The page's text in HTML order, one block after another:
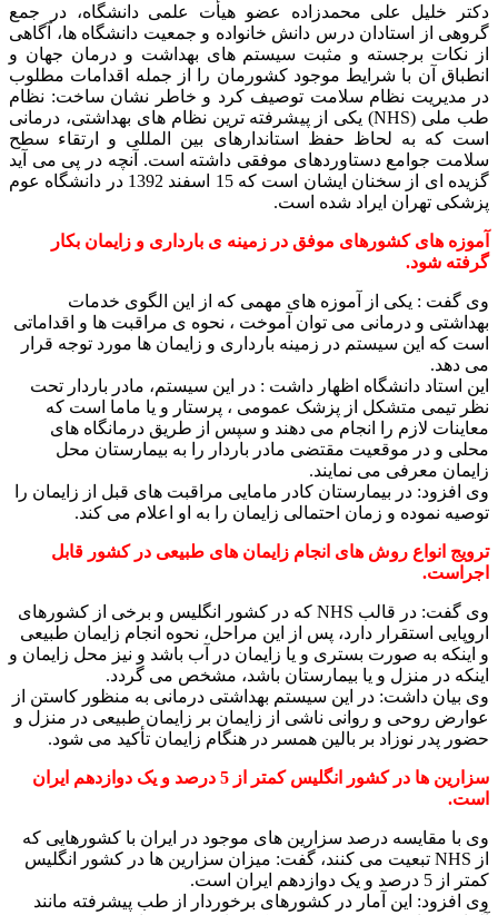
دکتر خلیل علی محمدزاده عضو هیأت علمی دانشگاه، در جمع
گروهی از استادان درس دانش خانواده و جمعیت دانشگاه ها، آگاهی
از نکات برجسته و مثبت سیستم های بهداشت و درمان جهان و
انطباق آن با شرایط موجود کشورمان را از جمله اقدامات مطلوب
در مدیریت نظام سلامت توصیف کرد و خاطر نشان ساخت: نظام
طب ملی (NHS) یکی از پیشرفته ترین نظام های بهداشتی، درمانی
است که به لحاظ حفظ استاندارهای بین المللی و ارتقاء سطح
سلامت جوامع دستاوردهای موفقی داشته است. آنچه در پی می آید
گزیده ای از سخنان ایشان است که 15 اسفند 1392 در دانشگاه عوم
پزشکی تهران ایراد شده است.
آموزه های کشورهای موفق در زمینه ی بارداری و زایمان بکار
گرفته شود.
وی گفت : یکی از آموزه های مهمی که از این الگوی خدمات
بهداشتی و درمانی می توان آموخت ، نحوه ی مراقبت ها و اقداماتی
است که این سیستم در زمینه بارداری و زایمان ها مورد توجه قرار
می دهد.
این استاد دانشگاه اظهار داشت : در این سیستم، مادر باردار تحت
نظر تیمی متشکل از پزشک عمومی ، پرستار و یا ماما است که
معاینات لازم را انجام می دهند و سپس از طریق درمانگاه های
محلی و در موقعیت مقتضی مادر باردار را به بیمارستان محل
زایمان معرفی می نمایند.
وی افزود: در بیمارستان کادر مامایی مراقبت های قبل از زایمان را
توصیه نموده و زمان احتمالی زایمان را به او اعلام می کند.
ترویج انواع روش های انجام زایمان های طبیعی در کشور قابل
اجراست.
وی گفت: در قالب NHS که در کشور انگلیس و برخی از کشورهای
اروپایی استقرار دارد، پس از این مراحل، نحوه انجام زایمان طبیعی
و اینکه به صورت بستری و یا زایمان در آب باشد و نیز محل زایمان و
اینکه در منزل و یا بیمارستان باشد، مشخص می گردد.
وی بیان داشت: در این سیستم بهداشتی درمانی به منظور کاستن از
عوارض روحی و روانی ناشی از زایمان بر زایمان طبیعی در منزل و
حضور پدر نوزاد بر بالین همسر در هنگام زایمان تأکید می شود.
سزارین ها در کشور انگلیس کمتر از 5 درصد و یک دوازدهم ایران
است.
وی با مقایسه درصد سزارین های موجود در ایران با کشورهایی که
از NHS تبعیت می کنند، گفت: میزان سزارین ها در کشور انگلیس
کمتر از 5 درصد و یک دوازدهم ایران است.
وی افزود: این آمار در کشورهای برخوردار از طب پیشرفته مانند